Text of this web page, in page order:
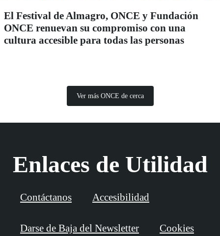
El Festival de Almagro, ONCE y Fundación
ONCE renuevan su compromiso con una
cultura accesible para todas las personas
Ver más ONCE de cerca
Enlaces de Utilidad
Contáctanos Accesibilidad
Darse de Baja del Newsletter Cookies